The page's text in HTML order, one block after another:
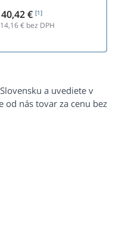
€ [1]
€ bez DPH
a uvediete v
od nás tovar za cenu bez